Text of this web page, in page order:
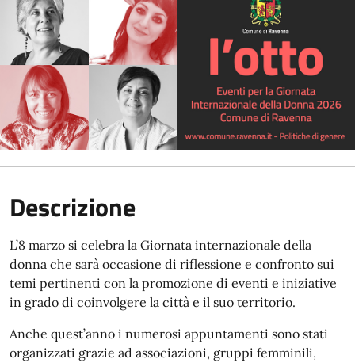
Descrizione
L’8 marzo si celebra la Giornata internazionale della
donna che sarà occasione di riflessione e confronto sui
temi pertinenti con la promozione di eventi e iniziative
in grado di coinvolgere la città e il suo territorio.
Anche quest’anno i numerosi appuntamenti sono stati
organizzati grazie ad associazioni, gruppi femminili,